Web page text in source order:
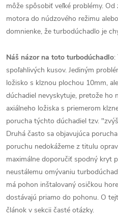
môže spôsobiť veľké problémy.
motora do núdzového režimu
domnienke, že turbodúchadlo je
Náš názor na toto turbodúchadlo:
spoľahlivých kusov. Jediným
ložisko s klznou plochou 10mm,
dúchadiel nevyskytuje, pretože ho
axiálneho ložiska s priemerom
porucha týchto dúchadiel tzv.
Druhá často sa objavujúca
poruchu nedokážeme z titulu
maximálne doporučiť spodný kryt
neustálemu omývaniu
má pohon inštalovaný osičkou
dostávajú priamo do pohonu. O
článok v sekcii časté otázky.